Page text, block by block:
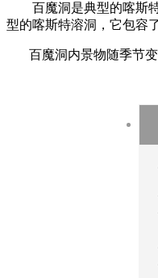
百魔洞是典型的喀斯特
型的喀斯特溶洞，它包容
百魔洞内景物随季节变